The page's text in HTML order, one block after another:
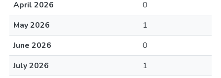
April 2026
0
May 2026
1
June 2026
0
July 2026
1